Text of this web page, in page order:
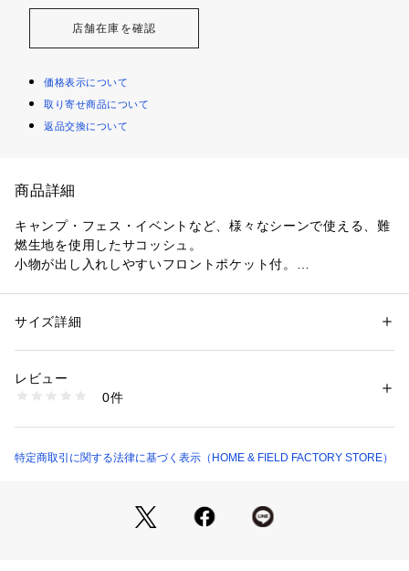
店舗在庫を確認
価格表示について
取り寄せ商品について
返品交換について
商品詳細
キャンプ・フェス・イベントなど、様々なシーンで使える、難
燃生地を使用したサコッシュ。
小物が出し入れしやすいフロントポケット付。
※高温のものを入れる場合はタオル等の布で包んでから入れて
性別：レディース
プ・バーベキュー
生産国：中国
1099400000352
サイズ詳細
レビュー
0件
特定商取引に関する法律に基づく表示（HOME & FIELD FACTORY STORE）